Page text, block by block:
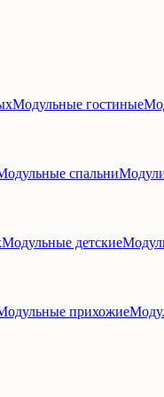
Модульные гостиные
спальни
Модульные детские
прихожие